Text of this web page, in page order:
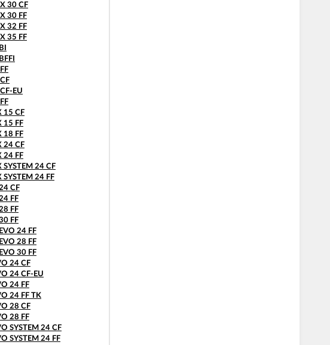
X 30 FF
X 32 FF
X 35 FF
15 CF
FF
FF
CF
FF
24 CF
24 CF-EU
24 FF
30 CF
30 FF
32 FF
35 FF
EU
15 CF
15 FF
18 FF
24 CF
24 FF
SYSTEM 24 CF
SYSTEM 24 FF
CF
FF
FF
FF
24 FF
28 FF
30 FF
24 CF
24 CF-EU
24 FF
24 FF TK
28 CF
28 FF
SYSTEM 24 CF
SYSTEM 24 FF